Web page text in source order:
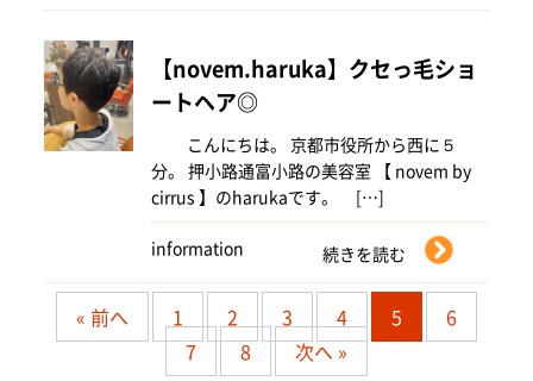
【novem.haruka】クセっ毛ショ
ートヘア◎
こんにちは。 京都市役所から西に５
分。 押小路通富小路の美容室 【 novem by
cirrus 】のharukaです。 […]
information 続きを読む
« 前へ 1 2 3 4 5
6
7
8 次へ »